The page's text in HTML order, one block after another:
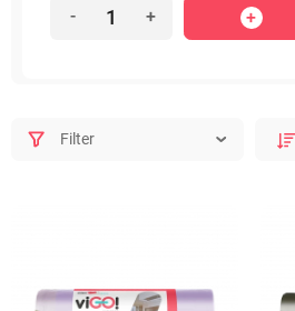
- +
Filter